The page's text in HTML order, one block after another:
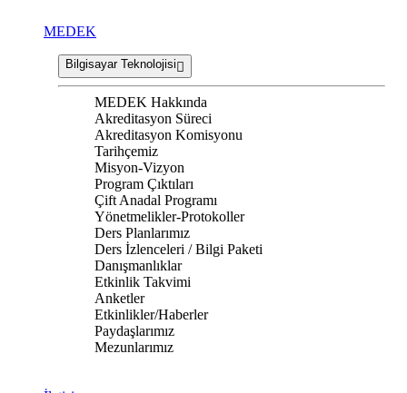
MEDEK
Bilgisayar Teknolojisi
MEDEK Hakkında
Akreditasyon Süreci
Akreditasyon Komisyonu
Tarihçemiz
Misyon-Vizyon
Program Çıktıları
Çift Anadal Programı
Yönetmelikler-Protokoller
Ders Planlarımız
Ders İzlenceleri / Bilgi Paketi
Danışmanlıklar
Etkinlik Takvimi
Anketler
Etkinlikler/Haberler
Paydaşlarımız
Mezunlarımız